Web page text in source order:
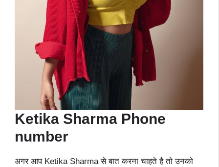
Ketika Sharma Phone
number
अगर आप Ketika Sharma से बात करना चाहते है तो उनको